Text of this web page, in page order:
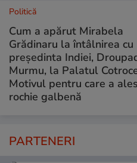
Politică
Cum a apărut Mirabela
Grădinaru la întâlnirea cu
președinta Indiei,
Murmu, la Palatul
Motivul pentru care a
rochie galbenă
PARTENERI